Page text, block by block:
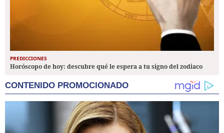
PREDICCIONES
Horóscopo de hoy: descubre qué le espera a tu signo del zodiaco
CONTENIDO PROMOCIONADO